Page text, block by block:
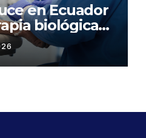
en Ecuador
biológica
de
renal por